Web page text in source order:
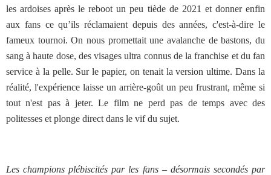
les ardoises après le reboot un peu tiède de 2021 et donner enfin
aux fans ce qu’ils réclamaient depuis des années, c'est-à-dire le
fameux tournoi. On nous promettait une avalanche de bastons, du
sang à haute dose, des visages ultra connus de la franchise et du fan
service à la pelle. Sur le papier, on tenait la version ultime. Dans la
réalité, l'expérience laisse un arrière-goût un peu frustrant, même si
tout n'est pas à jeter. Le film ne perd pas de temps avec des
politesses et plonge direct dans le vif du sujet.
Les champions plébiscités par les fans – désormais secondés par